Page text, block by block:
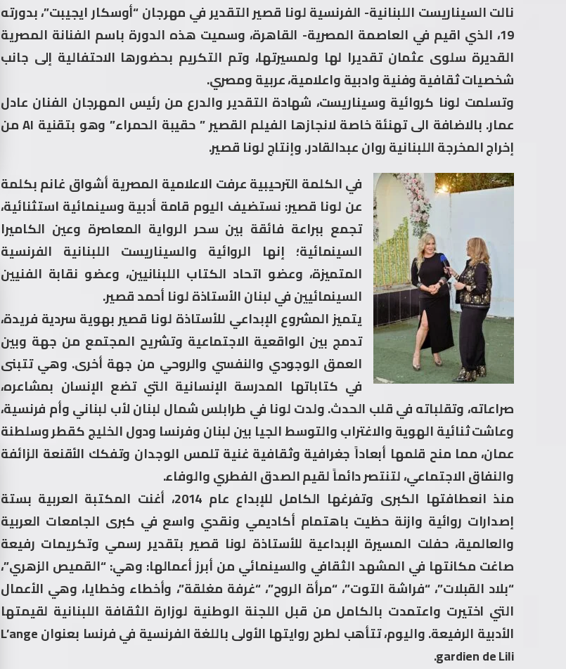
نالت السيناريست اللبنانية- الفرنسية لونا قصير التقدير في مهرجان “أوسكار ايجيبت”، بدورته
19، الذي اقيم في العاصمة المصرية- القاهرة، وسميت هذه الدورة باسم الفنانة المصرية
القديرة سلوى عثمان تقديرا لها ولمسيرتها، وتم التكريم بحضورها الاحتفالية إلى جانب
شخصيات ثقافية وفنية وادبية واعلامية، عربية ومصري.
وتسلمت لونا كروائية وسيناريست، شهادة التقدير والدرع من رئيس المهرجان الفنان عادل
عمار. بالاضافة الى تهنئة خاصة لانجازها الفيلم القصير ” حقيبة الحمراء” وهو بتقنية AI من
إخراج المخرجة اللبنانية روان عبدالقادر. وإنتاج لونا قصير.
في الكلمة الترحيبية عرفت الاعلامية المصرية أشواق غانم بكلمة
عن لونا قصير: نستضيف اليوم قامة أدبية وسينمائية استثنائية،
تجمع ببراعة فائقة بين سحر الرواية المعاصرة وعين الكاميرا
السينمائية؛ إنها الروائية والسيناريست اللبنانية الفرنسية
المتميزة، وعضو اتحاد الكتاب اللبنانيين، وعضو نقابة الفنيين
السينمائيين في لبنان الأستاذة لونا أحمد قصير.
يتميز المشروع الإبداعي للأستاذة لونا قصير بهوية سردية فريدة،
تدمج بين الواقعية الاجتماعية وتشريح المجتمع من جهة وبين
العمق الوجودي والنفسي والروحي من جهة أخرى. وهي تتبنى
في كتاباتها المدرسة الإنسانية التي تضع الإنسان بمشاعره،
صراعاته، وتقلباته في قلب الحدث. ولدت لونا في طرابلس شمال لبنان لأب لبناني وأم فرنسية،
وعاشت ثنائية الهوية والاغتراب والتوسط الجيا بين لبنان وفرنسا ودول الخليج كقطر وسلطنة
عمان، مما منح قلمها أبعاداً جغرافية وثقافية غنية تلمس الوجدان وتفكك الأقنعة الزائفة
والنفاق الاجتماعي، لتنتصر دائماً لقيم الصدق الفطري والوفاء.
منذ انعطافتها الكبرى وتفرغها الكامل للإبداع عام 2014، أغنت المكتبة العربية بستة
إصدارات روائية وازنة حظيت باهتمام أكاديمي ونقدي واسع في كبرى الجامعات العربية
والعالمية، حفلت المسيرة الإبداعية للأستاذة لونا قصير بتقدير رسمي وتكريمات رفيعة
صاغت مكانتها في المشهد الثقافي والسينمائي من أبرز أعمالها: وهي: “القميص الزهري”،
“بلاد القبلات”، “فراشة التوت”، “مرأة الروح”، “غرفة مغلقة”، وأخطاء وخطايا، وهي الأعمال
التي اختيرت واعتمدت بالكامل من قبل اللجنة الوطنية لوزارة الثقافة اللبنانية لقيمتها
الأدبية الرفيعة. واليوم، تتأهب لطرح روايتها الأولى باللغة الفرنسية في فرنسا بعنوان L’ange
gardien de Lili.